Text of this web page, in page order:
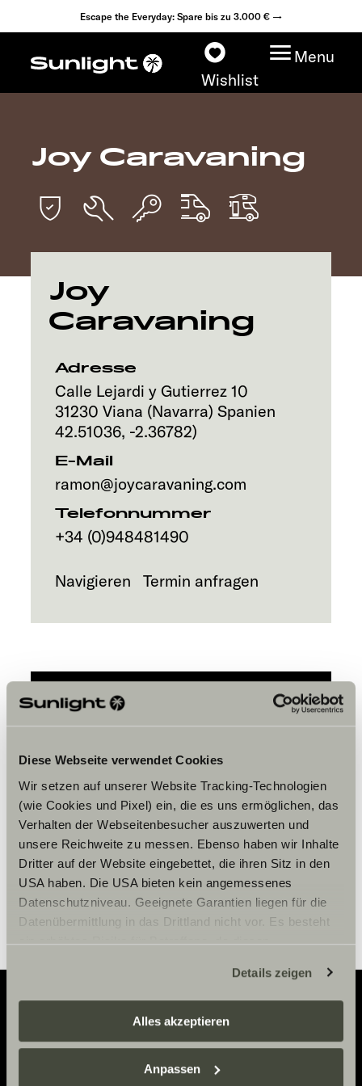
Diese Webseite verwendet Cookies
Wir setzen auf unserer Website Tracking-Technologien
(wie Cookies und Pixel) ein, die es uns ermöglichen, das
Verhalten der Webseitenbesucher auszuwerten und
unsere Reichweite zu messen. Ebenso haben wir Inhalte
Dritter auf der Website eingebettet, die ihren Sitz in den
USA haben. Die USA bieten kein angemessenes
Datenschutzniveau. Geeignete Garantien liegen für die
Datenübermittlung in das Drittland nicht vor. Es besteht
ein erhöhtes Risiko für Betroffene, da diesen
zustehen. Eingesetzte Dienstleister können Daten für
eigene Zwecke verarbeiten und mit anderen Daten
zusammenführen. Weitere Informationen finden Sie hier:
Datenschutzerklärung
einzelne Cookies/Dienste in den Einstellungen aus,
Details zeigen
Alles akzeptieren
Anpassen
Escape the Everyday: Spare bis zu 3.000 € →
Wishlist
Menu
Modelle
Konfigurator
Fahrzeugfinder
Fahrzeugbörse
Explore
Service
Joy Caravaning
Joy
Caravaning
Adresse
Calle Lejardi y Gutierrez 10
31230 Viana (Navarra) Spanien
42.51036, -2.36782)
E-Mail
ramon@joycaravaning.com
Telefonnummer
+34 (0)948481490
Navigieren Termin anfragen
Cookies, um die Inhalte zu sehen.
Cookie-Einstellungen
Adventure